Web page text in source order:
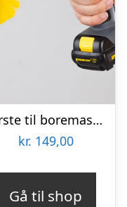
Børste til boremaskine 3-pak – Wibbri
kr. 149,00
Gå til shop